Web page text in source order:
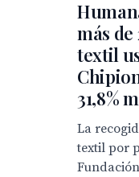
más de
textil
31,8%
La
textil por